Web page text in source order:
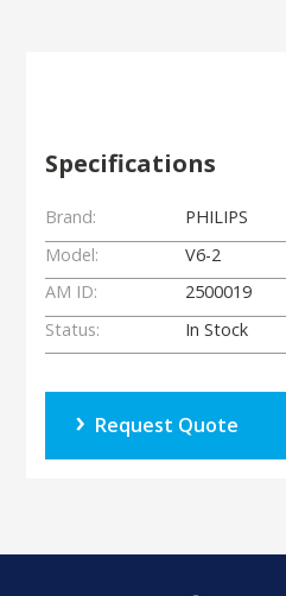
Specifications
Brand:
PHILIPS
Model:
V6-2
AM ID:
2500019
Status:
In Stock
Request Quote